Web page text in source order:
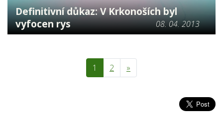
Definitivní důkaz: V Krkonoších byl
vyfocen rys
08. 04. 2013
1 (aktuální)
2 »